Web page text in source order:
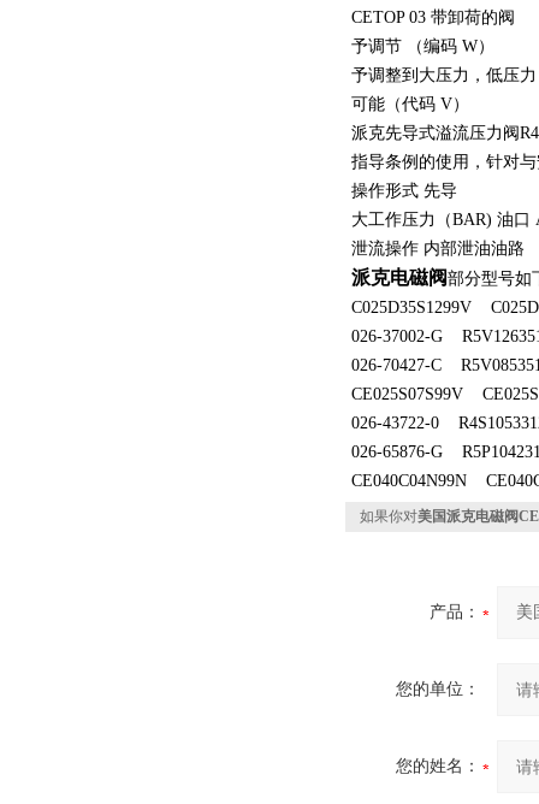
CETOP 03 带卸荷的阀
予调节 （编码 W）
予调整到大压力，低压力
可能（代码 V）
派克先导式溢流压力阀
指导条例的使用，针对
操作形式 先导
大工作压力（BAR) 油口
泄流操作 内部泄油油路
派克电磁阀部分型号如
C025D35S1299V
026-37002-G
026-70427-C
CE025S07S99V
026-43722-0
026-65876-G
CE040C04N99N
如果你对美国派克电磁阀
产品：
您的单位：
您的姓名：